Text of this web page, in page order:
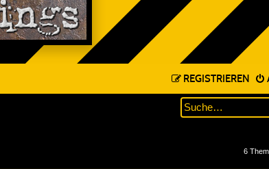
REGISTRIEREN
6